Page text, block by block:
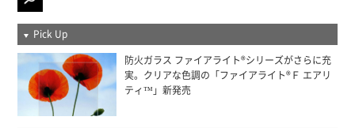
Pick Up
防火ガラス ファイアライト®シリーズがさらに充
実。クリアな色調の「ファイアライト®Ｆ エアリ
ティ™」新発売